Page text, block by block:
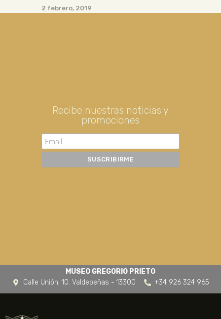
2 febrero, 2019
Recibe nuestras noticias y
promociones
MUSEO GREGORIO PRIETO
Calle Unión, 10. Valdepeñas - 13300
+34 926 324 965